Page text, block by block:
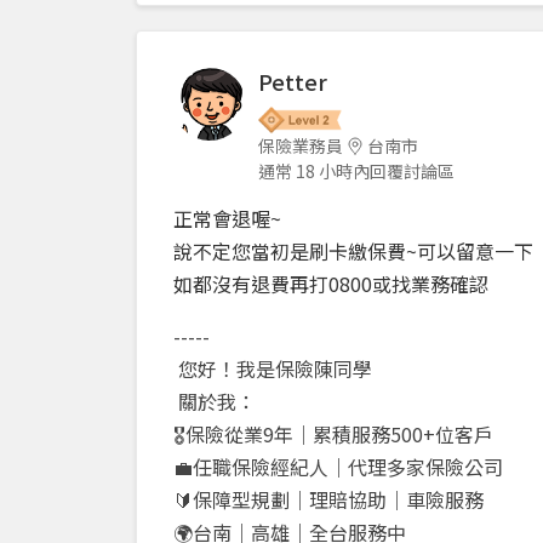
Petter
保險業務員
台南市
通常 18 小時內回覆討論區
正常會退喔~
說不定您當初是刷卡繳保費~可以留意一下
如都沒有退費再打0800或找業務確認
-----
您好！我是保險陳同學
關於我：
🎖️保險從業9年｜累積服務500+位客戶
💼任職保險經紀人｜代理多家保險公司
🔰保障型規劃｜理賠協助｜車險服務
🌍台南｜高雄｜全台服務中